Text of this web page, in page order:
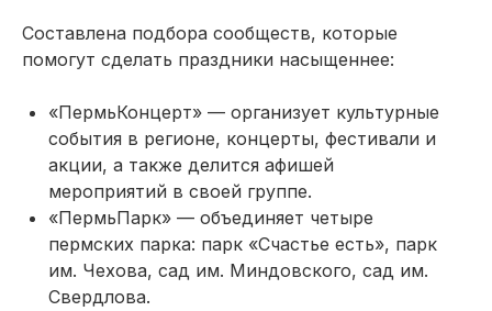
Составлена подбора сообществ, которые
помогут сделать праздники насыщеннее:
«ПермьКонцерт» — организует культурные
события в регионе, концерты, фестивали и
акции, а также делится афишей
мероприятий в своей группе.
«ПермьПарк» — объединяет четыре
пермских парка: парк «Счастье есть», парк
им. Чехова, сад им. Миндовского, сад им.
Свердлова.